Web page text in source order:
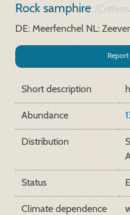
Rock samphire
DE: Meerfenchel NL:
Short description
Abundance
Distribution
Status
Climate dependence